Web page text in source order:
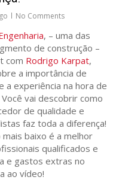
No Comments
, – uma das
de construção –
com Rodrigo Karpat,
a importância de
a experiência na hora de
vai descobrir como
de qualidade e
faz toda a diferença!
baixo é a melhor
qualificados e
e gastos extras no
ao vídeo!